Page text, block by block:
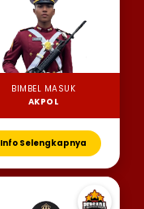
BIMBEL MASUK
AKPOL
Info Selengkapnya